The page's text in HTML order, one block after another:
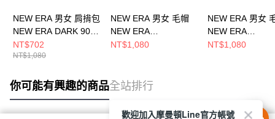
NEW ERA 男女 肩揹包
NEW ERA DARK 90S
NEW ERA
NE14363347
NT$702
NT$1,080
NEW ERA 男女 毛帽
NEW ERA
NE70534807
NT$1,080
NEW ERA 男女
NEW ERA
NE70534805
NT$1,080
你可能有興趣的商品全站排行
歡迎加入摩曼頓Line官方帳號